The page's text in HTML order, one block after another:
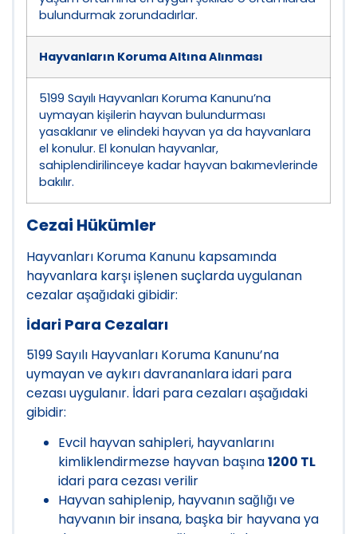
bulundurmak zorundadırlar.
Hayvanların Koruma Altına Alınması
5199 Sayılı Hayvanları Koruma Kanunu’na
uymayan kişilerin hayvan bulundurması
yasaklanır ve elindeki hayvan ya da hayvanlara
el konulur. El konulan hayvanlar,
sahiplendirilinceye kadar hayvan bakımevlerinde
bakılır.
Cezai Hükümler
Hayvanları Koruma Kanunu kapsamında
hayvanlara karşı işlenen suçlarda uygulanan
cezalar aşağıdaki gibidir:
İdari Para Cezaları
5199 Sayılı Hayvanları Koruma Kanunu’na
uymayan ve aykırı davrananlara idari para
cezası uygulanır. İdari para cezaları aşağıdaki
gibidir:
Evcil hayvan sahipleri, hayvanlarını
kimliklendirmezse hayvan başına1200 TL
idari para cezası verilir
Hayvan sahiplenip, hayvanın sağlığı ve
hayvanın bir insana, başka bir hayvana ya